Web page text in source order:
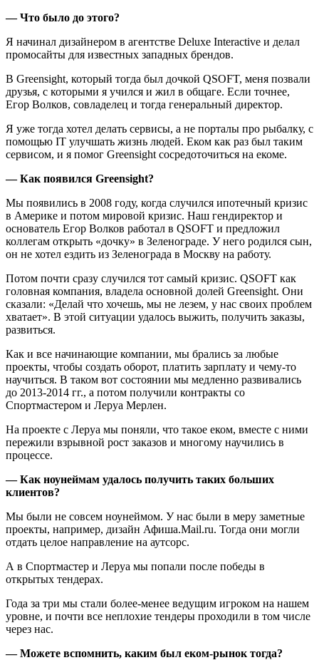
— Что было до этого?
Я начинал дизайнером в агентстве Deluxe Interactive и делал
промосайты для известных западных брендов.
В Greensight, который тогда был дочкой QSOFT, меня позвали
друзья, с которыми я учился и жил в общаге. Если точнее,
Егор Волков, совладелец и тогда генеральный директор.
Я уже тогда хотел делать сервисы, а не порталы про рыбалку, с
помощью IT улучшать жизнь людей. Еком как раз был таким
сервисом, и я помог Greensight сосредоточиться на екоме.
— Как появился Greensight?
Мы появились в 2008 году, когда случился ипотечный кризис
в Америке и потом мировой кризис. Наш гендиректор и
основатель Егор Волков работал в QSOFT и предложил
коллегам открыть «дочку» в Зеленограде. У него родился сын,
он не хотел ездить из Зеленограда в Москву на работу.
Потом почти сразу случился тот самый кризис. QSOFT как
головная компания, владела основной долей Greensight. Они
сказали: «Делай что хочешь, мы не лезем, у нас своих проблем
хватает». В этой ситуации удалось выжить, получить заказы,
развиться.
Как и все начинающие компании, мы брались за любые
проекты, чтобы создать оборот, платить зарплату и чему-то
научиться. В таком вот состоянии мы медленно развивались
до 2013-2014 гг., а потом получили контракты со
Спортмастером и Леруа Мерлен.
На проекте с Леруа мы поняли, что такое еком, вместе с ними
пережили взрывной рост заказов и многому научились в
процессе.
— Как ноунеймам удалось получить таких больших
клиентов?
Мы были не совсем ноунеймом. У нас были в меру заметные
проекты, например, дизайн Афиша.Mail.ru. Тогда они могли
отдать целое направление на аутсорс.
А в Спортмастер и Леруа мы попали после победы в
открытых тендерах.
Года за три мы стали более-менее ведущим игроком на нашем
уровне, и почти все неплохие тендеры проходили в том числе
через нас.
— Можете вспомнить, каким был еком-рынок тогда?